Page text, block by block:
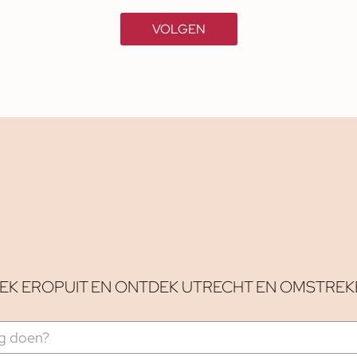
VOLGEN
EROPUIT EN ONTDEK UTRECHT EN